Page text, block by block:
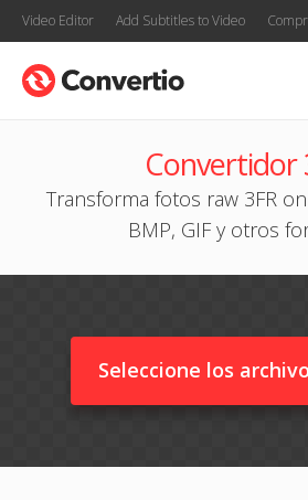
Video Editor Add Subtitles to Video
Convertidor
Transforma fotos raw 3FR
BMP, GIF y otros
Seleccione los